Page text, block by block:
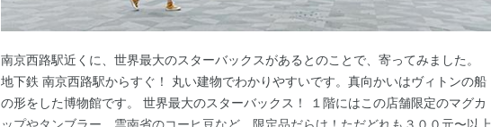
南京西路駅近くに、世界最大のスターバックスがあるとのことで、寄ってみました。
地下鉄 南京西路駅からすぐ！ 丸い建物でわかりやすいです。真向かいはヴィトンの船
の形をした博物館です。 世界最大のスターバックス！ １階にはこの店舗限定のマグカ